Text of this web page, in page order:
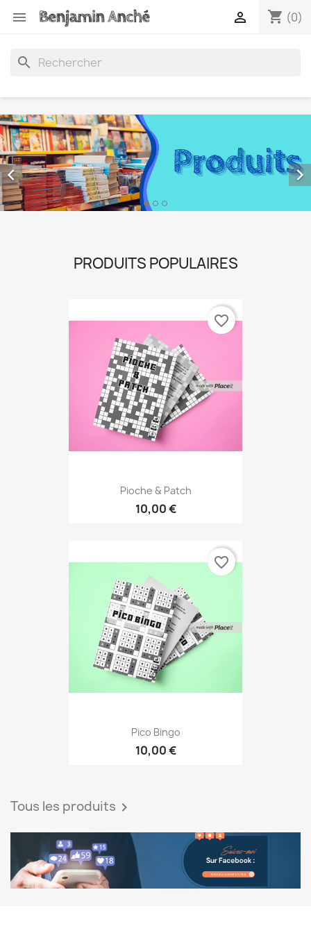
 shopping_cart (0)

search
 
PRODUITS POPULAIRES
Pioche & Patch
10,00 €
favorite_border
Pico Bingo
10,00 €
favorite_border
Tous les produits 